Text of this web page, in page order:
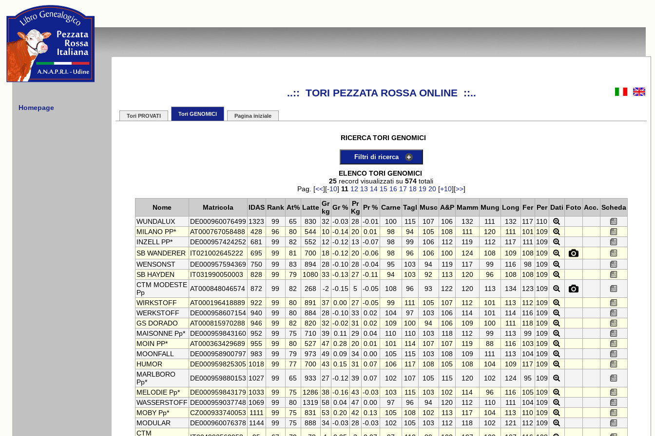
Homepage
..:: TORI PEZZATA ROSSA ONLINE ::..
Tori PROVATI Tori GENOMICI Pagina iniziale
RICERCA TORI GENOMICI
Filtri di ricerca
ELENCO TORI GENOMICI
25 record visualizzati su 574 totali
Pag. [<<][-10] 11 12 13 14 15 16 17 18 19 20[+10][>>]
Nome Matricola IDAS Rank At% Latte Gr
kg Gr % Pr
Kg Pr % Carne Tagl Musc A&P Mamm Mung Long Fer Per Dati Foto Acc. Scheda
WUNDALUX
DE000960076499 1323 99 65 830 32 -0.03 28 -0.01 100 115 107 106 132 111 132 117 110
MILANO PP*
AT000767058488 428 96 80 544 10 -0.14 20 0.01 98 94 105 108 111 120 111 101 109
INZELL PP*
DE000957424252 681 99 82 552 12 -0.12 13 -0.07 98 99 106 112 119 112 117 111
109
SB WANDERER
IT021002645222 695 99 81 700 18 -0.12 20 -0.06 98 96 106 100 124 108 109 108 109
WENSONST
DE000957594369 750 99 83 894 28 -0.10 28 -0.04 95 103 94 119 117 99 116 98
109
SB HAYDEN
IT031990050003 828 99 79 1080 33 -0.13 27 -0.11 94 103 92 113 120 96 108 108 109
CTM MODESTE
Pp
AT000848046574 872 99 82 268 -2 -0.15 5 -0.05 108 96 93 122 120 113 134 123 109
WIRKSTOFF
AT000196418889 922 99 80 891 37 0.00 27 -0.05 99 111 105 107 112 101 113 112 109
WERKSTOFF
DE000958607154 940 99 80 884 28 -0.10 33 0.02 104 97 103 106 114 101 114 116 109
GS DORADO
AT000815970288 946 99 82 820 32 -0.02 31 0.02 109 100 94 106 109 100 111 118 109
MAISONNE Pp*
DE000959843160 952 99 75 710 39 0.11 29 0.04 110 110 103 118 112 99 113 99
109
MOIN PP*
AT000363429689 955 99 80 527 47 0.28 20 0.01 101 114 107 107 119 88 116 103 109
MOONFALL
DE000958900797 983 99 79 973 49 0.09 34 0.00 105 115 103 108 109 111 113 104 109
HUMOR
DE000959825305 1018 99 77 700 43 0.15 31 0.07 106 117 108 105 108 104 109 117 109
MARLBORO
Pp*
DE000959880153 1027 99 65 933 27 -0.12 39 0.07 102 107 105 115 120 102 124 95
109
MELODIE Pp*
DE000959843179 1033 99 75 1286 38 -0.16 43 -0.03 103 115 103 102 114 96 116 105 109
WASSERSTOFF DE000959037748 1069 99 80 1319 58 0.04 47 0.00 97 96 94 120 112 110 111 104 109
MOBY Pp*
CZ000933740053 1111 99 75 831 53 0.20 42 0.13 105 108 102 113 117 104 113 110 109
MODULAR
DE000960076378 1144 99 75 888 34 -0.03 28 -0.03 102 105 103 112 118 102 121 112 109
CTM